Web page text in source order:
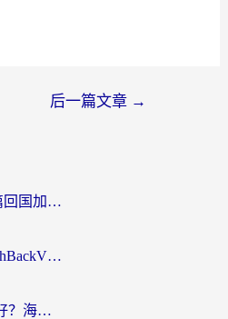
后一篇文章 →
美国看世界杯总卡？这篇回国加速器指南帮你无缝刷国内资源（附苹果手机VPN设置步骤）
穿梭VPN好用吗？和FlashBackVPN对比哪个回国效果更好？
Quickback和小黑牛哪个好？海外党亲测指南，选对回国加速器秒回国内